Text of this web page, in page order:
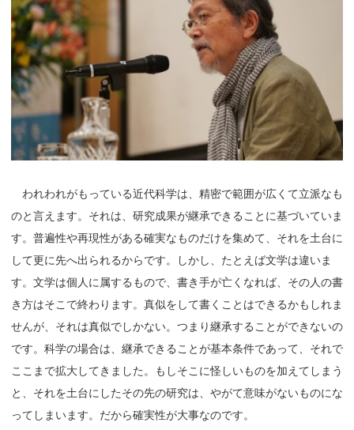
われわれがもっている近代科学は、精密で範囲が広くて立派なも
のと言えます。それは、研究成果が継承できることに基づいていま
す。普遍性や再現性がある確実なものだけを集めて、それを土台に
して更に先へ出られるからです。しかし、たとえば文学は違いま
す。文学は個人に属するもので、書き手が亡くなれば、その人の書
き方はそこで終わります。真似をして書くことはできるかもしれま
せんが、それは真似でしかない。つまり継承することができないの
です。科学の場合は、継承できることが基本条件であって、それで
ここまで拡大してきました。もしそこに怪しいものを加えてしまう
と、それを土台にしたその先の研究は、やがて意味がないものにな
ってしまいます。だから確実性が大事なのです。